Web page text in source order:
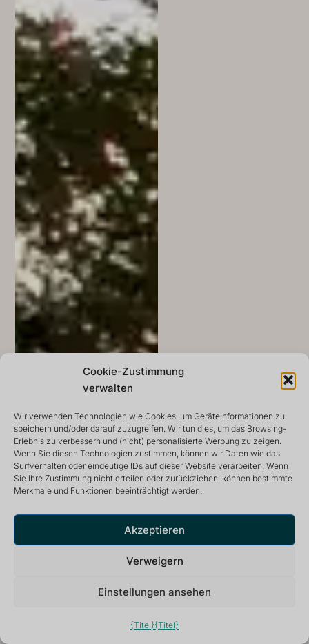
Cookie-Zustimmung
verwalten
Wir verwenden Technologien wie Cookies, um Geräteinformationen zu
speichern und/oder darauf zuzugreifen. Wir tun dies, um das Browsing-
Erlebnis zu verbessern und (nicht) personalisierte Werbung zu zeigen.
Wenn Sie diesen Technologien zustimmen, können wir Daten wie das
Surfverhalten oder eindeutige IDs auf dieser Website verarbeiten. Wenn
Sie Ihre Zustimmung nicht erteilen oder zurückziehen, können bestimmte
Merkmale und Funktionen beeinträchtigt werden.
Akzeptieren
Verweigern
Einstellungen ansehen
{Titel}{Titel}